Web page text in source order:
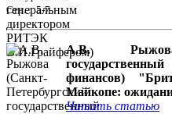
Стр. : 5-7
А.В. Рыжова
финансов)
Майкопе:
Читать статью